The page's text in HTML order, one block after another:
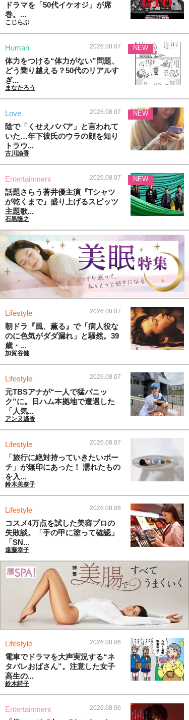
ドラマを「50代イケオジ」が席
巻。...
こじらぶ
Human 2026.08.07
体力をつける“体力がない”問題、
どう乗り越える？50代のリアルす
ぎ...
まなたろう
NEW
Love 2026.08.07
陰で「くせえババア」と言われて
いた…年下彼氏のウラの顔を知り
トラウ...
古川諭香
NEW
Entertainment 2026.08.07
話題さらう蒼井優主演『Tシャツ
が乾くまで』盛り上げるスピッツ
主題歌...
石黒隆之
NEW
Lifestyle 2026.08.07
朝ドラ『風、薫る』で「病人役な
のに色気がダダ漏れ」と騒然。39
歳・...
加賀谷健
Lifestyle 2026.08.07
元TBSアナが“一人で猛パニッ
ク”に。日ハム本拠地で遭遇した
「人気...
アンヌ遙香
Lifestyle 2026.08.07
「旅行に絶対持っていきたいポー
チ」が無印にあった！ 濡れたもの
を入...
鈴木美奈子
Lifestyle 2026.08.06
コスメ4万点を試した美容プロの
失敗談。「手の甲に塗って確認」
「SN...
遠藤幸子
Lifestyle 2026.08.06
電車でドラマを大声実況する“ネ
タバレおばさん”。注意した女子
高生の...
鈴木詩子
Entertainment 2026.08.06